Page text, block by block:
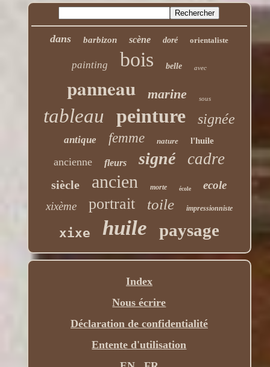
dans barbizon scène doré orientaliste
painting bois belle avec
panneau marine sous
tableau peinture signée
antique femme nature l'huile
ancienne fleurs signé cadre
siècle ancien morte école
ecole
xixème
portrait toile impressionniste
xixe huile paysage
Index
Nous écrire
Déclaration de confidentialité
Entente d'utilisation